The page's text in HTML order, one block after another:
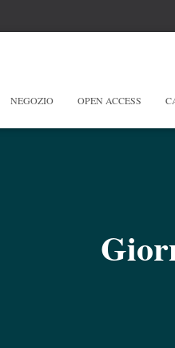
NEGOZIO OPEN ACCESS